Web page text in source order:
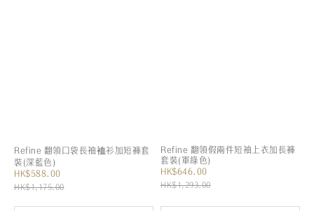
Refine 翻領口袋長袖裇衫加短褲套
裝(深藍色)
HK$588.00
HK$1,175.00
Refine 翻領假兩件短袖上衣加長褲
套裝(軍綠色)
HK$646.00
HK$1,293.00